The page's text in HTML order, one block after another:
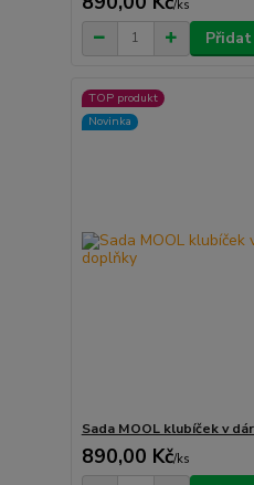
/ks
TOP produkt
Novinka
Sada MOOL klubíček v
890,00 Kč/ks